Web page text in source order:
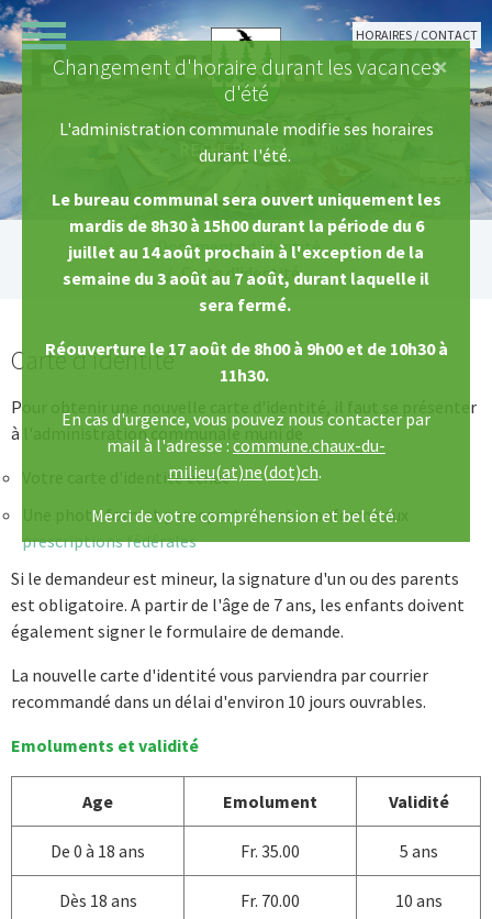
Aller au contenu principal
HORAIRES / CONTACT
Changement d'horaire durant les vacances
d'été
L'administration communale modifie ses horaires
durant l'été.
Le bureau communal sera ouvert uniquement les
mardis de 8h30 à 15h00 durant la période du 6
juillet au 14 août prochain à l'exception de la
semaine du 3 août au 7 août, durant laquelle il
sera fermé.
Réouverture le 17 août de 8h00 à 9h00 et de 10h30 à
11h30.
En cas d'urgence, vous pouvez nous contacter par
mail à l'adresse : commune.chaux-du-
milieu(at)ne(dot)ch.
Merci de votre compréhension et bel été.
×
Vous êtes ici:
Documents d'identité
Carte d'identité
Carte d'identité
Pour obtenir une nouvelle carte d'identité, il faut se présenter
à l'administration communale muni de
Votre carte d'identité échue
Une photo format passeport récente conforme aux
prescriptions fédérales
Si le demandeur est mineur, la signature d'un ou des parents
est obligatoire. A partir de l'âge de 7 ans, les enfants doivent
également signer le formulaire de demande.
La nouvelle carte d'identité vous parviendra par courrier
recommandé dans un délai d'environ 10 jours ouvrables.
Emoluments et validité
Age Emolument Validité
De 0 à 18 ans Fr. 35.00 5 ans
Dès 18 ans Fr. 70.00 10 ans